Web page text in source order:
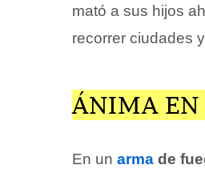
mató a sus hijos
recorrer ciudades
ÁNIMA EN
En un arma de